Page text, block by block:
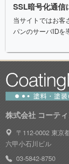
SSL暗号化通信
当サイトではお客
パンのサーバIDを
株式会社 コーテ
〒112-0002 東京
六甲小石川ビル
03-5842-8750